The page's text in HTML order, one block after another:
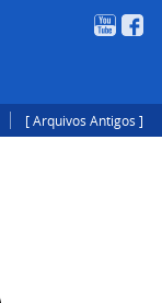
YouTube
[ Arquivos Antigos ]